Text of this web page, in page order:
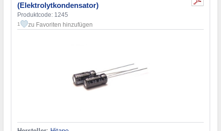
(Elektrolytkondensator)
Produktcode: 1245
1 zu Favoriten hinzufügen